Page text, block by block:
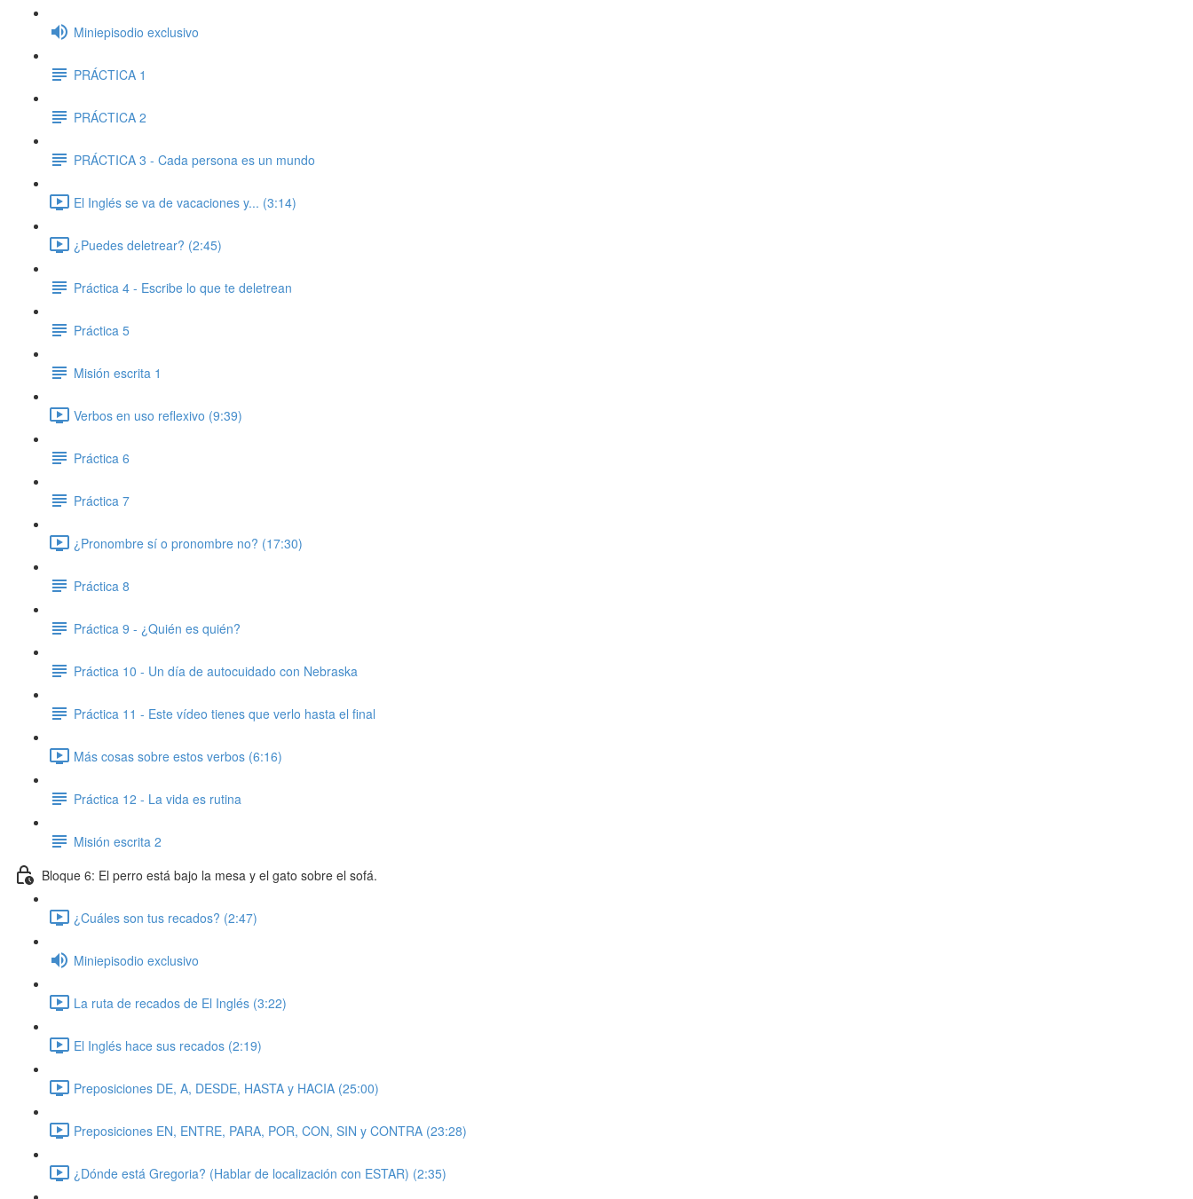
Miniepisodio exclusivo
PRÁCTICA 1
PRÁCTICA 2
PRÁCTICA 3 - Cada persona es un mundo
El Inglés se va de vacaciones y... (3:14)
¿Puedes deletrear? (2:45)
Práctica 4 - Escribe lo que te deletrean
Práctica 5
Misión escrita 1
Verbos en uso reflexivo (9:39)
Práctica 6
Práctica 7
¿Pronombre sí o pronombre no? (17:30)
Práctica 8
Práctica 9 - ¿Quién es quién?
Práctica 10 - Un día de autocuidado con Nebraska
Práctica 11 - Este vídeo tienes que verlo hasta el final
Más cosas sobre estos verbos (6:16)
Práctica 12 - La vida es rutina
Misión escrita 2
Bloque 6: El perro está bajo la mesa y el gato sobre el sofá.
¿Cuáles son tus recados? (2:47)
Miniepisodio exclusivo
La ruta de recados de El Inglés (3:22)
El Inglés hace sus recados (2:19)
Preposiciones DE, A, DESDE, HASTA y HACIA (25:00)
Preposiciones EN, ENTRE, PARA, POR, CON, SIN y CONTRA (23:28)
¿Dónde está Gregoria? (Hablar de localización con ESTAR) (2:35)